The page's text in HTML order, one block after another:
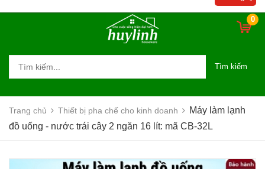
0
Tìm kiếm
Trang chủ Thiết bị pha chế cho kinh doanh
Máy làm lạnh
đồ uống - nước trái cây 2 ngăn 16 lít: mã CB-32L